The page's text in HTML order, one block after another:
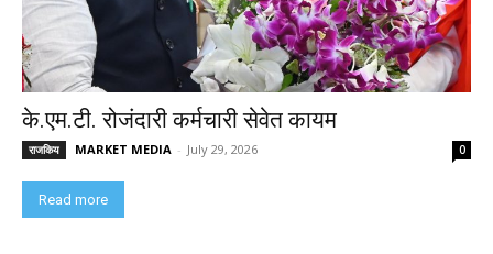
के.एम.टी. रोजंदारी कर्मचारी सेवेत कायम
राजकिय MARKET MEDIA - July 29, 2026 0
Read more